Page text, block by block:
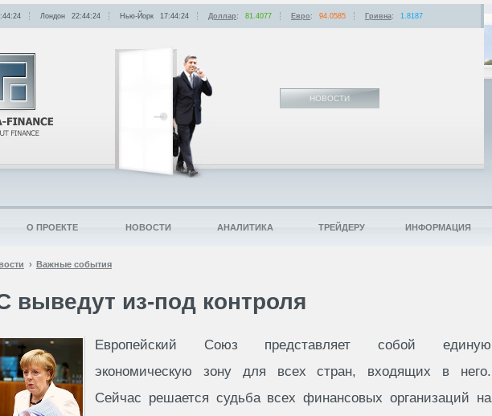
Важные события
выведут из-под контроля
Европейский Союз представляет собой единую
экономическую зону для всех стран, входящих в него.
Сейчас решается судьба всех финансовых организаций на
НОВОСТИ
Лондон 22:44:24 Нью-Йорк 17:44:24 Доллар: 81.4077 Евро: 94.0585 Гривна: 1.8187
О ПРОЕКТЕ НОВОСТИ АНАЛИТИКА ТРЕЙДЕРУ ИНФОРМАЦИЯ